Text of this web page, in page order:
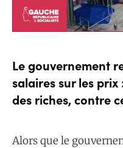
Le gouvernement
salaires sur les
des riches, contre
Alors que le